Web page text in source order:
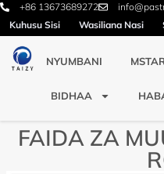
+86 13673689272
Kuhusu Sisi
Wasiliana Nasi
NYUMBANI
BIDHAA
FAIDA ZA